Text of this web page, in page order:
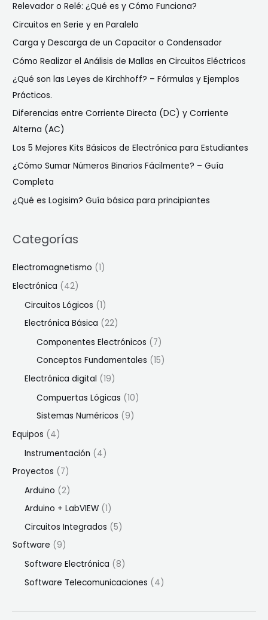
Relevador o Relé: ¿Qué es y Cómo Funciona?
Circuitos en Serie y en Paralelo
Carga y Descarga de un Capacitor o Condensador
Cómo Realizar el Análisis de Mallas en Circuitos Eléctricos
¿Qué son las Leyes de Kirchhoff? – Fórmulas y Ejemplos
Prácticos.
Diferencias entre Corriente Directa (DC) y Corriente
Alterna (AC)
Los 5 Mejores Kits Básicos de Electrónica para Estudiantes
¿Cómo Sumar Números Binarios Fácilmente? – Guía
Completa
¿Qué es Logisim? Guía básica para principiantes
Categorías
Electromagnetismo (1)
Electrónica (42)
Circuitos Lógicos (1)
Electrónica Básica (22)
Componentes Electrónicos (7)
Conceptos Fundamentales (15)
Electrónica digital (19)
Compuertas Lógicas (10)
Sistemas Numéricos (9)
Equipos (4)
Instrumentación (4)
Proyectos (7)
Arduino (2)
Arduino + LabVIEW (1)
Circuitos Integrados (5)
Software (9)
Software Electrónica (8)
Software Telecomunicaciones (4)